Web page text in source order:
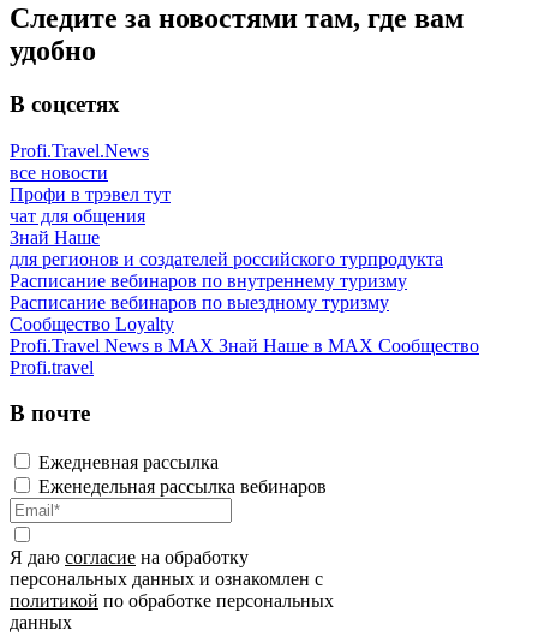
Следите за новостями там, где вам
удобно
В соцсетях
Profi.Travel.News
все новости
Профи в трэвел тут
чат для общения
Знай Наше
для регионов и создателей российского турпродукта
Расписание вебинаров по внутреннему туризму
Расписание вебинаров по выездному туризму
Сообщество Loyalty
Profi.Travel News в MAX Знай Наше в MAX Сообщество
Profi.travel
В почте
Ежедневная рассылка
Еженедельная рассылка вебинаров
Я даю согласие на обработку
персональных данных и ознакомлен с
политикой по обработке персональных
данных